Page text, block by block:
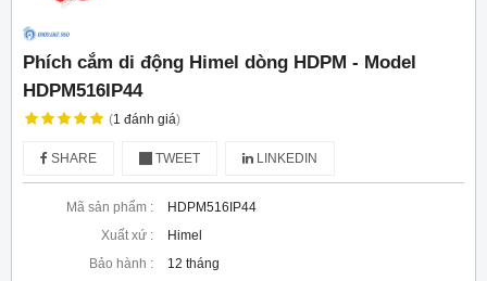
Phích cắm di động Himel dòng HDPM - Model
HDPM516IP44
(1 đánh giá)
SHARE TWEET LINKEDIN
Mã sản phẩm :
HDPM516IP44
Xuất xứ :
Himel
Bảo hành :
12 tháng